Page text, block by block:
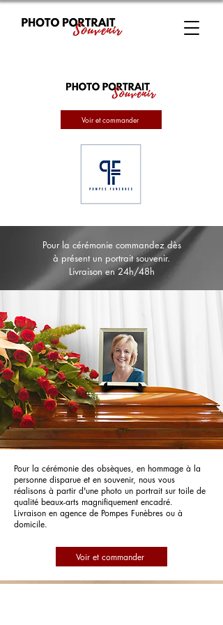
Voir et commander
Pour la cérémonie commandez dès
à présent un portrait souvenir.
Livraison en 24h/48h
Pour la cérémonie des obsèques, en hommage à la
personne disparue et en souvenir, nous vous
réalisons à partir d'une photo un portrait sur toile de
qualité beaux-arts magnifiquement encadré.
Livraison en agence de Pompes Funèbres ou à
domicile.
Voir et commander